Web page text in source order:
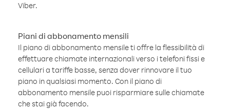
Viber.
Piani di abbonamento mensili
Il piano di abbonamento mensile ti offre la flessibilità di
effettuare chiamate internazionali verso i telefoni fissi e
cellulari a tariffe basse, senza dover rinnovare il tuo
piano in qualsiasi momento. Con il piano di
abbonamento mensile puoi risparmiare sulle chiamate
che stai già facendo.